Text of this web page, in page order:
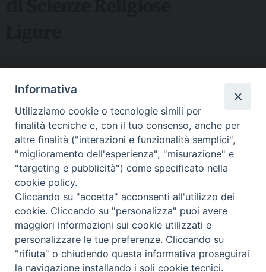
via Serra 6c Genova - tel 010.5530657 - mail:
issr@diocesi.genova.it
Polo Didattico FAD Albenga
Via G. Galilei 36 Albenga (SV) - tel 334 5716127 – mail:
issralbenga@gmail.com
Polo Didattico FAD La Spezia
Via Malaspina n 1 La Spezia - tel e fax 0187 735485 mail:
segreteriaissrsp@libero.it
Informativa
Utilizziamo cookie o tecnologie simili per
finalità tecniche e, con il tuo consenso, anche per
altre finalità ("interazioni e funzionalità semplici",
"miglioramento dell'esperienza", "misurazione" e
"targeting e pubblicità") come specificato nella
cookie policy.
Cliccando su "accetta" acconsenti all'utilizzo dei
cookie. Cliccando su "personalizza" puoi avere
maggiori informazioni sui cookie utilizzati e
personalizzare le tue preferenze. Cliccando su
"rifiuta" o chiudendo questa informativa proseguirai
la navigazione installando i soli cookie tecnici.